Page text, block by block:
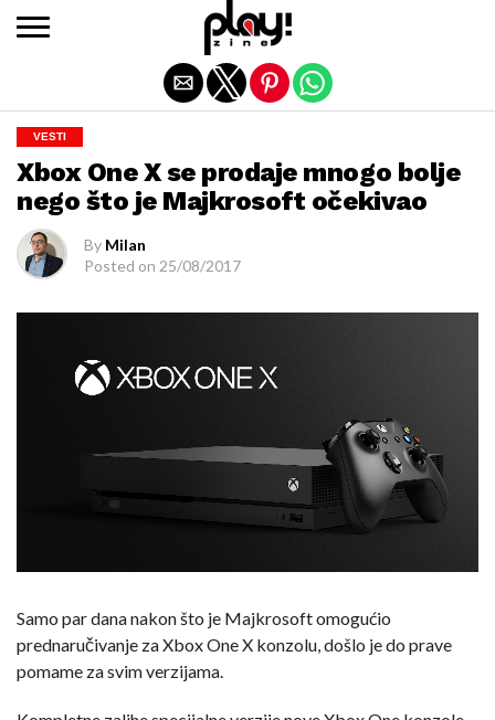
VESTI
Xbox One X se prodaje mnogo bolje
nego što je Majkrosoft očekivao
By Milan
Posted on 25/08/2017
Samo par dana nakon što je Majkrosoft omogućio
prednaručivanje za Xbox One X konzolu, došlo je do prave
pomame za svim verzijama.
Exit mobile version